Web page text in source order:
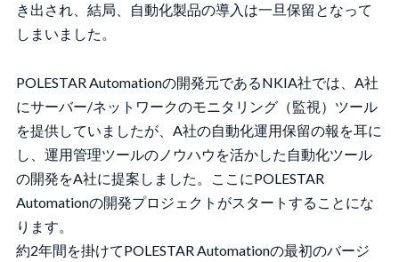
き出され、結局、自動化製品の導入は一旦保留となって
しまいました。
POLESTAR Automationの開発元であるNKIA社では、A社
にサーバー/ネットワークのモニタリング（監視）ツール
を提供していましたが、A社の自動化運用保留の報を耳に
し、運用管理ツールのノウハウを活かした自動化ツール
の開発をA社に提案しました。ここにPOLESTAR
Automationの開発プロジェクトがスタートすることにな
ります。
約2年間を掛けてPOLESTAR Automationの最初のバージ